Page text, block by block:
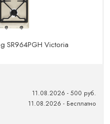
SR964PGH Victoria
11.08.2026 - 500 руб.
11.08.2026 - Бесплатно